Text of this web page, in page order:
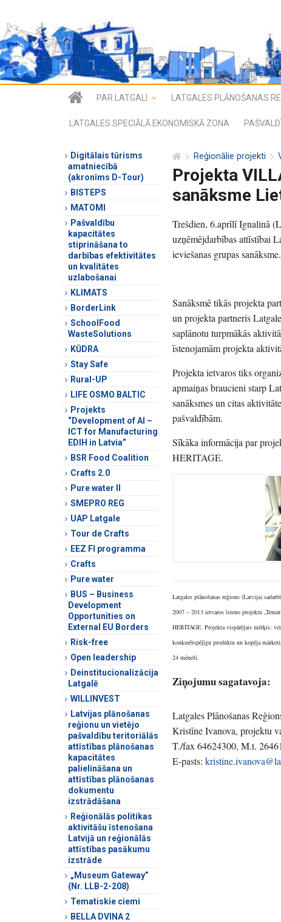
PAR LATGALI LATGALES PLĀNOŠANAS
LATGALES SPECIĀLĀ EKONOMISKĀ ZONA
Reģionālie projekti
Projekta
sanāksme
Trešdien, 6.aprīlī Ignalinā
uzņēmējdarbības attīstībai
ieviešanas grupas sanāksme.
Sanāksmē tikās projekta
un projekta partneris
saplānotu turpmākās
īstenojamām projekta
Projekta ietvaros tiks
apmaiņas braucieni starp
sanāksmes un citas
pašvaldībām.
Sīkāka informācija par
HERITAGE.
Latgales plānošanas reģions (Latvija)
2007 – 2013 ietvaros īsteno projektu
HERITAGE. Projekta vispārējais mērķis:
konkurētspējīgu produktu un kopēja
24 mēneši.
Ziņojumu sagatavoja:
Latgales Plānošanas
Kristīne Ivanova, projektu
T./fax 64624300, M.t.
E-pasts:
Digitālais tūrisms
amatniecībā
(akronīms D-Tour)
BISTEPS
MATOMI
Pašvaldību
kapacitātes
stiprināšana to
darbības efektivitātes
un kvalitātes
uzlabošanai
KLIMATS
BorderLink
SchoolFood
WasteSolutions
KŪDRA
Stay Safe
Rural-UP
LIFE OSMO BALTIC
Projekts
“Development of AI –
ICT for Manufacturing
EDIH in Latvia”
BSR Food Coalition
Crafts 2.0
Pure water II
SMEPRO REG
UAP Latgale
Tour de Crafts
EEZ FI programma
Crafts
Pure water
BUS – Business
Development
Opportunities on
External EU Borders
Risk-free
Open leadership
Deinstitucionalizācija
Latgalē
WILLINVEST
Latvijas plānošanas
reģionu un vietējo
pašvaldību teritoriālās
attīstības plānošanas
kapacitātes
palielināšana un
attīstības plānošanas
dokumentu
izstrādāšana
Reģionālās politikas
aktivitāšu īstenošana
Latvijā un reģionālās
attīstības pasākumu
izstrāde
„Museum Gateway”
(Nr. LLB-2-208)
Tematiskie ciemi
BELLA DVINA 2